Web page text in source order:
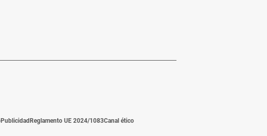
PublicidadReglamento UE 2024/1083Canal ético